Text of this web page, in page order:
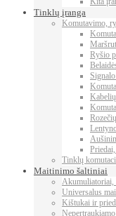
Tinklų įranga
Komutavimo,
Ryšio
Tinklų
Maitinimo šaltiniai
Akumuliatoriai,
Universalus
Kištukai ir